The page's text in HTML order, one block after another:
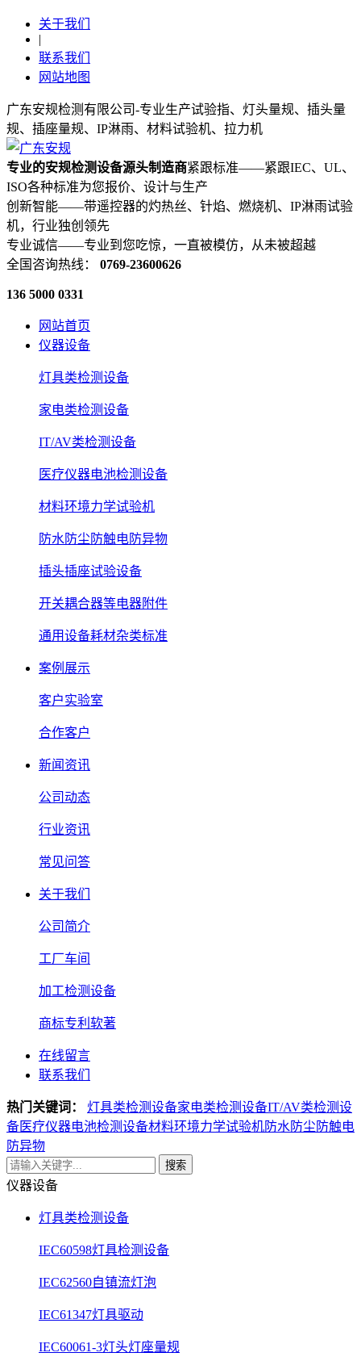
关于我们
|
联系我们
网站地图
广东安规检测有限公司-专业生产试验指、灯头量规、插头量
规、插座量规、IP淋雨、材料试验机、拉力机
专业的安规检测设备源头制造商紧跟标准——紧跟IEC、UL、
ISO各种标准为您报价、设计与生产
创新智能——带遥控器的灼热丝、针焰、燃烧机、IP淋雨试验
机，行业独创领先
专业诚信——专业到您吃惊，一直被模仿，从未被超越
全国咨询热线： 0769-23600626
136 5000 0331
网站首页
仪器设备
灯具类检测设备
家电类检测设备
IT/AV类检测设备
医疗仪器电池检测设备
材料环境力学试验机
防水防尘防触电防异物
插头插座试验设备
开关耦合器等电器附件
通用设备耗材杂类标准
案例展示
客户实验室
合作客户
新闻资讯
公司动态
行业资讯
常见问答
关于我们
公司简介
工厂车间
加工检测设备
商标专利软著
在线留言
联系我们
热门关键词： 灯具类检测设备家电类检测设备IT/AV类检测设
备医疗仪器电池检测设备材料环境力学试验机防水防尘防触电
防异物
搜索
仪器设备
灯具类检测设备
IEC60598灯具检测设备
IEC62560自镇流灯泡
IEC61347灯具驱动
IEC60061-3灯头灯座量规